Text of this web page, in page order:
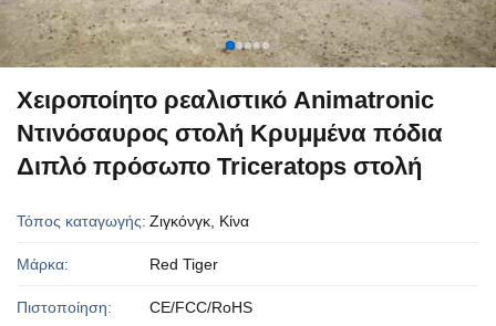
Χειροποίητο ρεαλιστικό Animatronic
Ντινόσαυρος στολή Κρυμμένα πόδια
Διπλό πρόσωπο Triceratops στολή
Τόπος καταγωγής: Ζιγκόνγκ, Κίνα
Μάρκα: Red Tiger
Πιστοποίηση: CE/FCC/RoHS